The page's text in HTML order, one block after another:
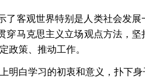
了客观世界特别是人类社会发
马克思主义立场观点方法，
政策、推动工作。
明白学习的初衷和意义，扑下